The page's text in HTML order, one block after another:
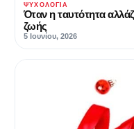
ΨΥΧΟΛΟΓΊΑ
Όταν η ταυτότητα
ζωής
5 Ιουνίου, 2026